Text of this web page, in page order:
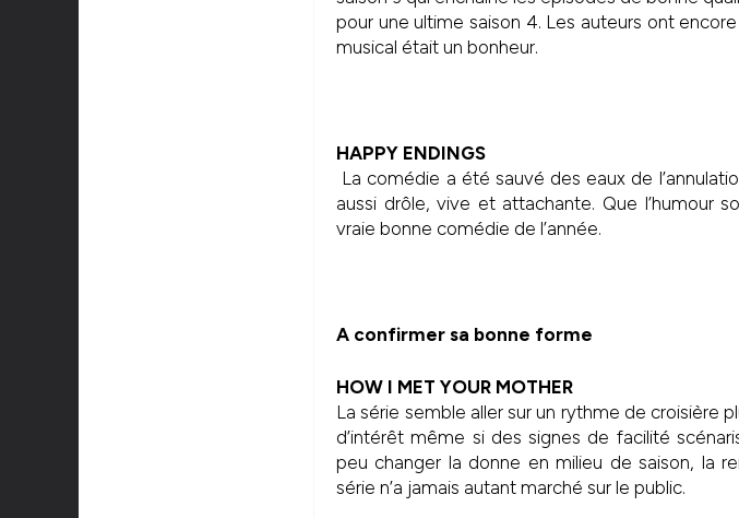
pour une ultime saison 4. Les auteurs ont
musical était un bonheur.
HAPPY ENDINGS
La comédie a été sauvé des eaux de
aussi drôle, vive et attachante. Que l’humour
vraie bonne comédie de l’année.
A confirmer sa bonne forme
HOW I MET YOUR MOTHER
La série semble aller sur un rythme de croisière
d’intérêt même si des signes de facilité
peu changer la donne en milieu de saison, la
série n’a jamais autant marché sur le public.